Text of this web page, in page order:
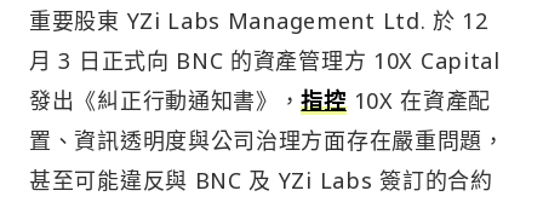
重要股東 YZi Labs Management Ltd. 於 12
月 3 日正式向 BNC 的資產管理方 10X Capital
發出《糾正行動通知書》，指控10X 在資產配
置、資訊透明度與公司治理方面存在嚴重問題，
甚至可能違反與 BNC 及 YZi Labs 簽訂的合約